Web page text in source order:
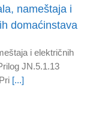
nameštaja i
domaćinstava
i električnih
JN.5.1.13
[...]